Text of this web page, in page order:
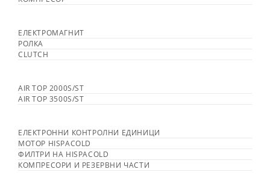
ЕЛЕКТРОМАГНИТ
РОЛКА
CLUTCH
AIR TOP 2000S/ST
AIR TOP 3500S/ST
ЕЛЕКТРОННИ КОНТРОЛНИ ЕДИНИЦИ
МОТОР HISPACOLD
ФИЛТРИ НА HISPACOLD
КОМПРЕСОРИ И РЕЗЕРВНИ ЧАСТИ